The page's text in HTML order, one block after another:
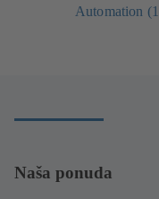
kartici)
Automation
se
Naša ponuda